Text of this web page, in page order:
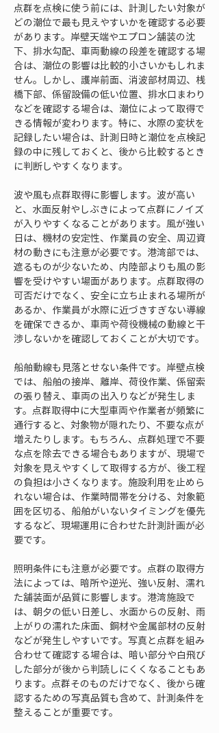
点群を点検に使う前には、計測したい対象が
どの潮位で最も見えやすいかを確認する必要
があります。岸壁天端やエプロン舗装の沈
下、排水勾配、車両動線の段差を確認する場
合は、潮位の影響は比較的小さいかもしれま
せん。しかし、護岸前面、消波部材周辺、桟
橋下部、係留設備の低い位置、排水口まわり
などを確認する場合は、潮位によって取得で
きる情報が変わります。特に、水際の変状を
記録したい場合は、計測日時と潮位を点検記
録の中に残しておくと、後から比較するとき
に判断しやすくなります。
波や風も点群取得に影響します。波が高い
と、水面反射やしぶきによって点群にノイズ
が入りやすくなることがあります。風が強い
日は、機材の安定性、作業員の安全、周辺資
材の動きにも注意が必要です。港湾部では、
遮るものが少ないため、内陸部よりも風の影
響を受けやすい場面があります。点群取得の
可否だけでなく、安全に立ち止まれる場所が
あるか、作業員が水際に近づきすぎない導線
を確保できるか、車両や荷役機械の動線と干
渉しないかを確認しておくことが大切です。
船舶動線も見落とせない条件です。岸壁点検
では、船舶の接岸、離岸、荷役作業、係留索
の張り替え、車両の出入りなどが発生しま
す。点群取得中に大型車両や作業者が頻繁に
通行すると、対象物が隠れたり、不要な点が
増えたりします。もちろん、点群処理で不要
な点を除去できる場合もありますが、現場で
対象を見えやすくして取得する方が、後工程
の負担は小さくなります。施設利用を止めら
れない場合は、作業時間帯を分ける、対象範
囲を区切る、船舶がいないタイミングを優先
するなど、現場運用に合わせた計測計画が必
要です。
照明条件にも注意が必要です。点群の取得方
法によっては、暗所や逆光、強い反射、濡れ
た舗装面が品質に影響します。港湾施設で
は、朝夕の低い日差し、水面からの反射、雨
上がりの濡れた床面、鋼材や金属部材の反射
などが発生しやすいです。写真と点群を組み
合わせて確認する場合は、暗い部分や白飛び
した部分が後から判読しにくくなることもあ
ります。点群そのものだけでなく、後から確
認するための写真品質も含めて、計測条件を
整えることが重要です。